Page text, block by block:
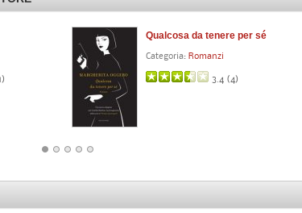
)
Qualcosa da tenere per sé
Categoria: Romanzi
3.4 (4)